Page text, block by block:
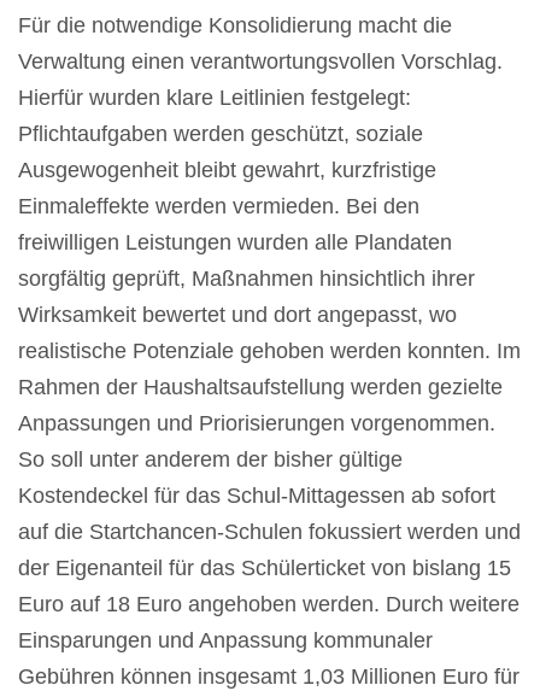
Für die notwendige Konsolidierung macht die
Verwaltung einen verantwortungsvollen Vorschlag.
Hierfür wurden klare Leitlinien festgelegt:
Pflichtaufgaben werden geschützt, soziale
Ausgewogenheit bleibt gewahrt, kurzfristige
Einmaleffekte werden vermieden. Bei den
freiwilligen Leistungen wurden alle Plandaten
sorgfältig geprüft, Maßnahmen hinsichtlich ihrer
Wirksamkeit bewertet und dort angepasst, wo
realistische Potenziale gehoben werden konnten. Im
Rahmen der Haushaltsaufstellung werden gezielte
Anpassungen und Priorisierungen vorgenommen.
So soll unter anderem der bisher gültige
Kostendeckel für das Schul-Mittagessen ab sofort
auf die Startchancen-Schulen fokussiert werden und
der Eigenanteil für das Schülerticket von bislang 15
Euro auf 18 Euro angehoben werden. Durch weitere
Einsparungen und Anpassung kommunaler
Gebühren können insgesamt 1,03 Millionen Euro für